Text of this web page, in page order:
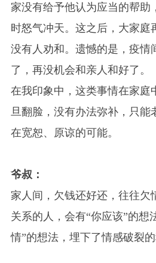
家没有给予他认为应当的帮助
时怒气冲天。这之后，大家庭
没有人劝和。遗憾的是，疫情
了，再没机会和亲人和好了。
在我印象中，这类事情在家庭
旦翻脸，没有办法弥补，只能
在宽恕、原谅的可能。
爷叔：
家人间，欠钱还好还，往往欠
关系的人，会有“你应该”的想
情”的想法，埋下了情感破裂的